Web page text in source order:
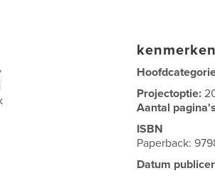
Projectoptie:
Aantal
ISBN
Paperback:
Datum